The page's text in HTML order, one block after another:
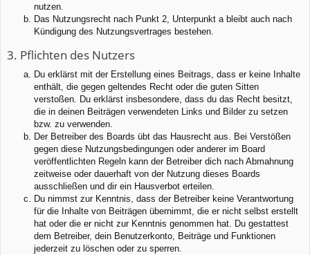
nutzen.
Das Nutzungsrecht nach Punkt 2, Unterpunkt a bleibt auch nach
Kündigung des Nutzungsvertrages bestehen.
3. Pflichten des Nutzers
Du erklärst mit der Erstellung eines Beitrags, dass er keine Inhalte
enthält, die gegen geltendes Recht oder die guten Sitten
verstoßen. Du erklärst insbesondere, dass du das Recht besitzt,
die in deinen Beiträgen verwendeten Links und Bilder zu setzen
bzw. zu verwenden.
Der Betreiber des Boards übt das Hausrecht aus. Bei Verstößen
gegen diese Nutzungsbedingungen oder anderer im Board
veröffentlichten Regeln kann der Betreiber dich nach Abmahnung
zeitweise oder dauerhaft von der Nutzung dieses Boards
ausschließen und dir ein Hausverbot erteilen.
Du nimmst zur Kenntnis, dass der Betreiber keine Verantwortung
für die Inhalte von Beiträgen übernimmt, die er nicht selbst erstellt
hat oder die er nicht zur Kenntnis genommen hat. Du gestattest
dem Betreiber, dein Benutzerkonto, Beiträge und Funktionen
jederzeit zu löschen oder zu sperren.